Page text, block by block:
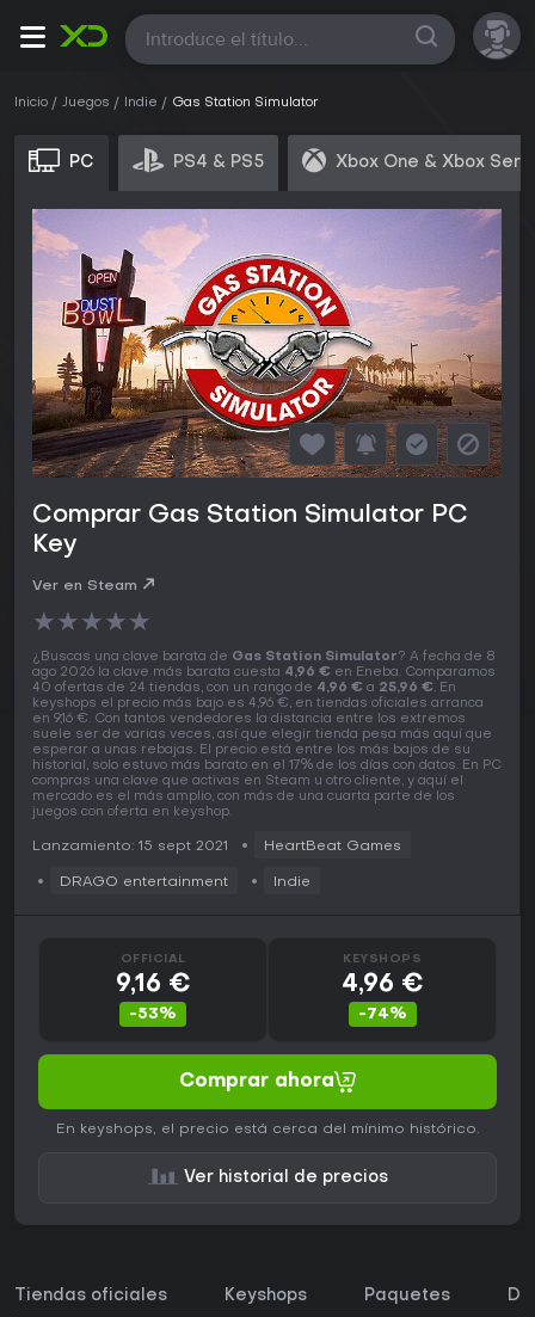
Todas
Inicio Juegos Indie Gas Station Simulator
PC PS4 & PS5 Xbox One & Xbox
Comprar Gas Station Simulator PC
Key
Ver en Steam
★★★★★
¿Buscas una clave barata de Gas Station Simulator? A fecha de 8
ago 2026 la clave más barata cuesta 4,96 € en Eneba. Comparamos
40 ofertas de 24 tiendas, con un rango de 4,96 € a 25,96 €. En
keyshops el precio más bajo es 4,96 €, en tiendas oficiales arranca
en 9,16 €. Con tantos vendedores la distancia entre los extremos
suele ser de varias veces, así que elegir tienda pesa más aquí que
esperar a unas rebajas. El precio está entre los más bajos de su
historial, solo estuvo más barato en el 17% de los días con datos. En PC
compras una clave que activas en Steam u otro cliente, y aquí el
mercado es el más amplio, con más de una cuarta parte de los
juegos con oferta en keyshop.
Lanzamiento: 15 sept 2021 HeartBeat Games
DRAGO entertainment Indie
OFFICIAL
9,16 €
-53%
KEYSHOPS
4,96 €
-74%
Comprar ahora
En keyshops, el precio está cerca del mínimo histórico.
Ver historial de precios
Tiendas oficiales Keyshops Paquetes